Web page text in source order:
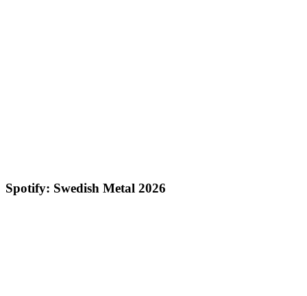
Spotify: Swedish Metal 2026